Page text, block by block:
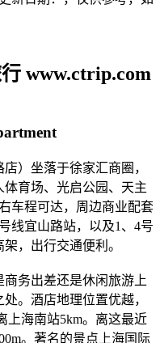
www.ctrip.com
）坐落于徐家汇商圈，
育场、光启公园、天主
车程可达，周边商业配套
线宜山路站，以及1、4号
，出行交通便利。
务出差还是休闲旅游上
。酒店地理位置优越，
上海南站5km。离这最近
。著名的景点上海国际